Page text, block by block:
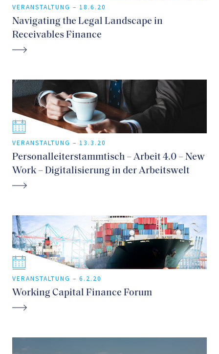
VERANSTALTUNG – 18.6.20
Navigating the Legal Landscape in
Receivables Finance
VERANSTALTUNG – 13.3.20
Personalleiterstammtisch – Arbeit 4.0 – New
Work – Digitalisierung in der Arbeitswelt
VERANSTALTUNG – 6.2.20
Working Capital Finance Forum